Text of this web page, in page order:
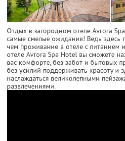
Отдых в загородном отеле Avrora
самые смелые ожидания! Ведь здесь
чем проживание в отеле с питанием
отеле Avrora Spa Hotel вы сможете
вас комфорте, без забот и бытовых
без усилий поддерживать красоту и
наслаждаться великолепными
развлечениями.